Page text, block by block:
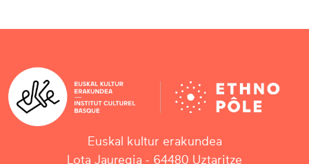
Euskal kultur erakundea
Lota Jauregia - 64480 Uztaritze